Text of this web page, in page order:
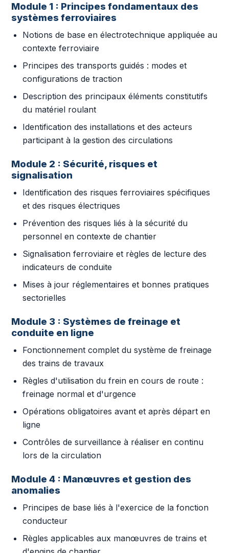
Module 1 : Principes fondamentaux des
systèmes ferroviaires
Notions de base en électrotechnique appliquée au
contexte ferroviaire
Principes des transports guidés : modes et
configurations de traction
Description des principaux éléments constitutifs
du matériel roulant
Identification des installations et des acteurs
participant à la gestion des circulations
Module 2 : Sécurité, risques et
signalisation
Identification des risques ferroviaires spécifiques
et des risques électriques
Prévention des risques liés à la sécurité du
personnel en contexte de chantier
Signalisation ferroviaire et règles de lecture des
indicateurs de conduite
Mises à jour réglementaires et bonnes pratiques
sectorielles
Module 3 : Systèmes de freinage et
conduite en ligne
Fonctionnement complet du système de freinage
des trains de travaux
Règles d'utilisation du frein en cours de route :
freinage normal et d'urgence
Opérations obligatoires avant et après départ en
ligne
Contrôles de surveillance à réaliser en continu
lors de la circulation
Module 4 : Manœuvres et gestion des
anomalies
Principes de base liés à l'exercice de la fonction
conducteur
Règles applicables aux manœuvres de trains et